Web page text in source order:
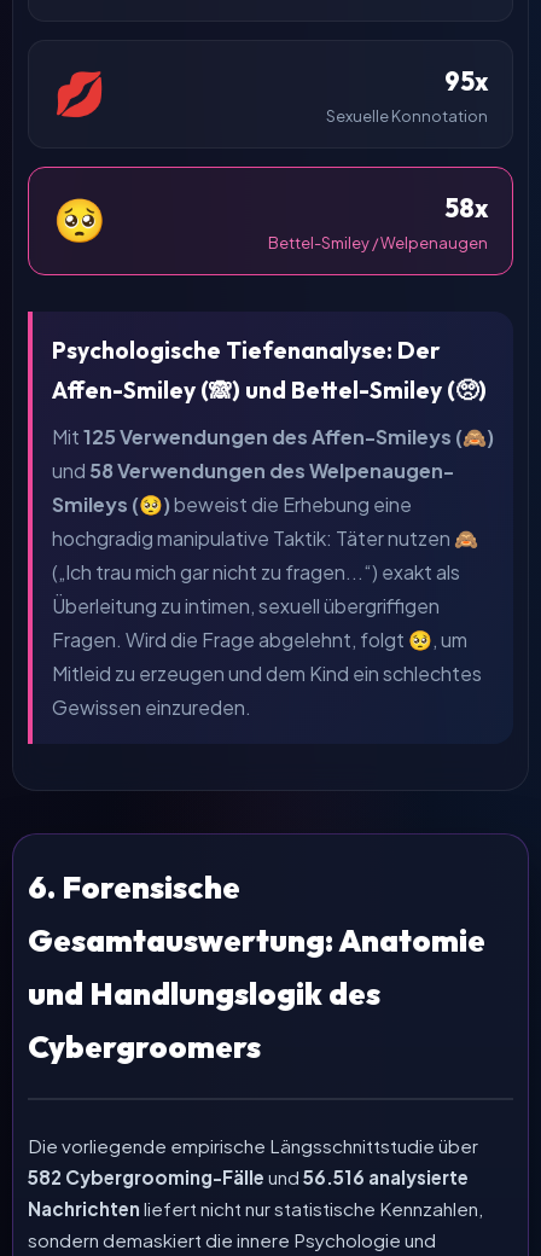
💋 95x
Sexuelle Konnotation
🥺 58x
Bettel-Smiley / Welpenaugen
Psychologische Tiefenanalyse: Der
Affen-Smiley (🙈) und Bettel-Smiley (🥺)
Mit125 Verwendungen des Affen-Smileys (🙈)
und 58 Verwendungen des Welpenaugen-
Smileys (🥺)beweist die Erhebung eine
hochgradig manipulative Taktik: Täter nutzen 🙈
(„Ich trau mich gar nicht zu fragen...“) exakt als
Überleitung zu intimen, sexuell übergriffigen
Fragen. Wird die Frage abgelehnt, folgt 🥺, um
Mitleid zu erzeugen und dem Kind ein schlechtes
Gewissen einzureden.
6. Forensische
Gesamtauswertung: Anatomie
und Handlungslogik des
Cybergroomers
Die vorliegende empirische Längsschnittstudie über
582 Cybergrooming-Fälle und 56.516 analysierte
Nachrichten liefert nicht nur statistische Kennzahlen,
sondern demaskiert die innere Psychologie und